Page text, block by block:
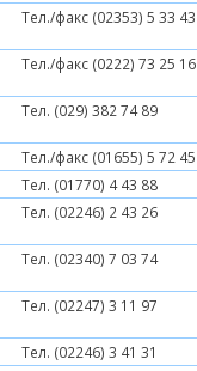
Тел./факс (02353) 5 33 43
Тел./факс (0222) 73 25 16
Тел. (029) 382 74 89
Тел./факс (01655) 5 72 45
Тел. (01770) 4 43 88
Тел. (02246) 2 43 26
Тел. (02340) 7 03 74
Тел. (02247) 3 11 97
Тел. (02246) 3 41 31